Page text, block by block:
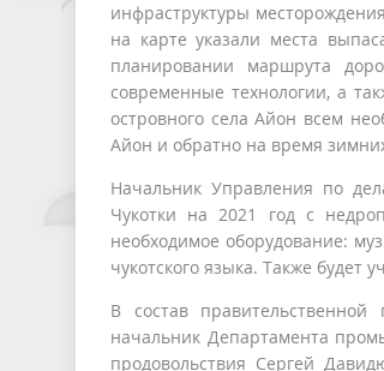
инфраструктуры
на карте указали места
планировании маршрута
современные технологии, а
островного села Айон всем
Айон и обратно на время
Начальник Управления по
Чукотки на 2021 год с
необходимое оборудование:
чукотского языка. Также будет
В состав
начальник Департамента
продовольствия Сергей